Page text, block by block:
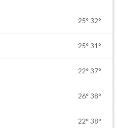
25° 32°
25° 31°
22° 37°
26° 38°
22° 38°